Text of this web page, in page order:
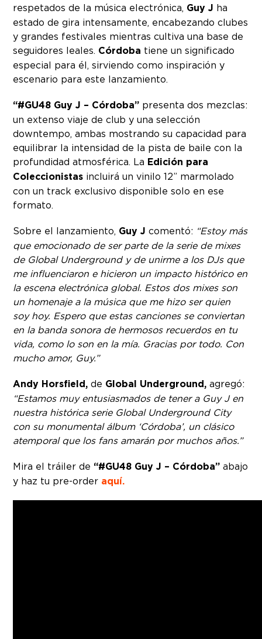
respetados de la música electrónica, Guy J ha
estado de gira intensamente, encabezando clubes
y grandes festivales mientras cultiva una base de
seguidores leales. Córdoba tiene un significado
especial para él, sirviendo como inspiración y
escenario para este lanzamiento.
“#GU48 Guy J – Córdoba” presenta dos mezclas:
un extenso viaje de club y una selección
downtempo, ambas mostrando su capacidad para
equilibrar la intensidad de la pista de baile con la
profundidad atmosférica. La Edición para
Coleccionistas incluirá un vinilo 12” marmolado
con un track exclusivo disponible solo en ese
formato.
Sobre el lanzamiento, Guy J comentó: “Estoy más
que emocionado de ser parte de la serie de mixes
de Global Underground y de unirme a los DJs que
me influenciaron e hicieron un impacto histórico en
la escena electrónica global. Estos dos mixes son
un homenaje a la música que me hizo ser quien
soy hoy. Espero que estas canciones se conviertan
en la banda sonora de hermosos recuerdos en tu
vida, como lo son en la mía. Gracias por todo. Con
mucho amor, Guy.”
Andy Horsfield, de Global Underground, agregó:
“Estamos muy entusiasmados de tener a Guy J en
nuestra histórica serie Global Underground City
con su monumental álbum ‘Córdoba’, un clásico
atemporal que los fans amarán por muchos años.”
Mira el tráiler de “#GU48 Guy J – Córdoba” abajo
y haz tu pre-order aquí.